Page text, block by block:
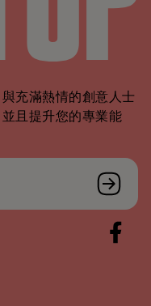
充滿熱情的創意人士
且提升您的專業能